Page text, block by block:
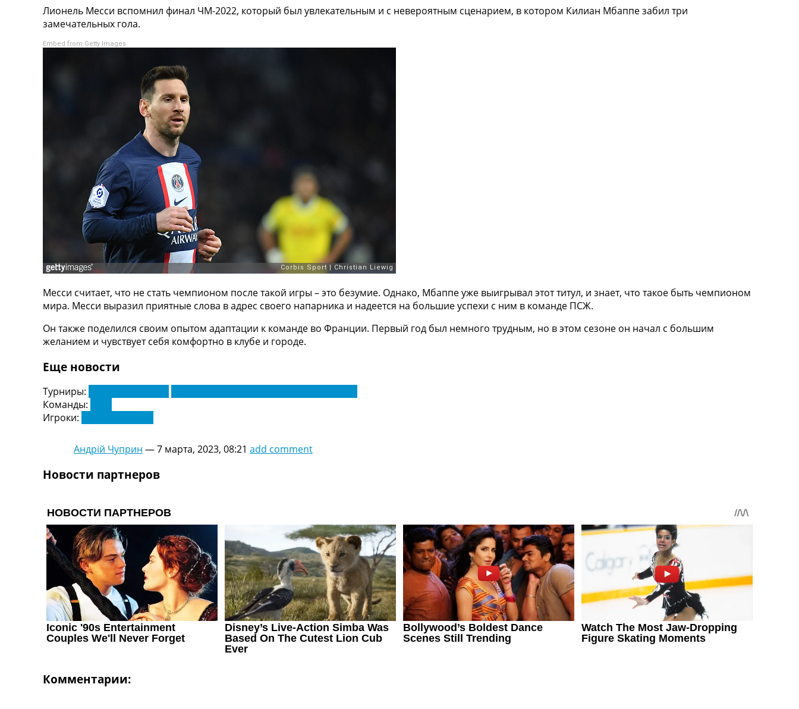
Турниры
Чемпионат Мира
Украина. Премьер-Лига
Украина. Первая Лига
Лига Чемпионов
Англия. Премьер Лига
Испания. Ла Лига
Другие Турниры >>>
Таблицы групп Чемпионата Мира
Украина. Премьер-Лига
Украина. Первая Лига
Лига Чемпионов. Таблицы групп
Англия. Премьер-Лига
Испания. Ла Лига
Все таблицы >>>
Рейтинги
Рейтинг стран УЕФА
Рейтинг клубов УЕФА
Рейтинг ФИФА
ТВ программа
RU
UA
Categories
Новости футбола
Видео
Трансферы
Новости футбола Украины
Последние комментарии
Логин
Правила
Чемпионат Мира
Украина. Премьер-Лига
Украина. Первая Лига
Лига Чемпионов
Англия. Премьер Лига
Испания. Ла Лига
Другие Турниры >>>
Таблицы
Таблицы групп Чемпионата Мира
Украина. Премьер-Лига
Украина. Первая Лига
Англия. Премьер-Лига
Испания. Ла Лига
Лионель Месси вспомнил финал ЧМ-2022, который был увлекательным и с невероятным сценарием, в котором Килиан Мбаппе забил три
замечательных гола.
Embed from Getty Images
Месси считает, что не стать чемпионом после такой игры – это безумие. Однако, Мбаппе уже выигрывал этот титул, и знает, что такое быть чемпионом
мира. Месси выразил приятные слова в адрес своего напарника и надеется на большие успехи с ним в команде ПСЖ.
Он также поделился своим опытом адаптации к команде во Франции. Первый год был немного трудным, но в этом сезоне он начал с большим
желанием и чувствует себя комфортно в клубе и городе.
Еще новости
Турниры:
Команды:
Игроки:
Андрій Чуприн —7 марта, 2023, 08:21 add comment
Новости партнеров
Комментарии: